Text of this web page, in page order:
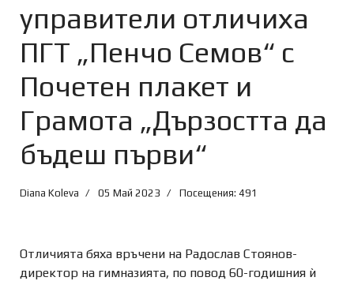
управители отличиха
ПГТ „Пенчо Семов“ с
Почетен плакет и
Грамота „Дързостта да
бъдеш първи“
Diana Koleva 05 Май 2023 Посещения: 491
Отличията бяха връчени на Радослав Стоянов-
директор на гимназията, по повод 60-годишния ѝ